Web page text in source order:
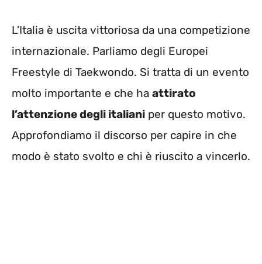
L’Italia è uscita vittoriosa da una competizione
internazionale. Parliamo degli Europei
Freestyle di Taekwondo. Si tratta di un evento
molto importante e che ha attirato
l’attenzione degli italiani per questo motivo.
Approfondiamo il discorso per capire in che
modo è stato svolto e chi è riuscito a vincerlo.